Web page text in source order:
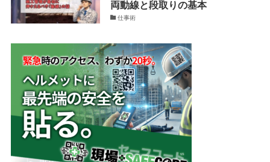
両動線と段取りの基本
仕事術